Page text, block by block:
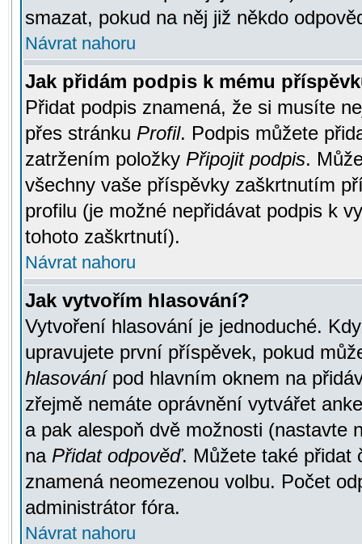
smazat, pokud na něj již někdo
Návrat nahoru
Jak přidám podpis k mému
Přidat podpis znamená, že si musíte
přes stránku Profil. Podpis můžete
zatržením položky Připojit podpis.
všechny vaše příspěvky zaškrtnutím
profilu (je možné nepřidávat podpis k
tohoto zaškrtnutí).
Návrat nahoru
Jak vytvořím hlasování?
Vytvoření hlasování je jednoduché.
upravujete první příspěvek, pokud
hlasovánípod hlavním oknem na
zřejmě nemáte oprávnění vytvářet
a pak alespoň dvě možnosti (nastavte
na Přidat odpověď. Můžete také přidat
znamená neomezenou volbu. Počet
administrátor fóra.
Návrat nahoru